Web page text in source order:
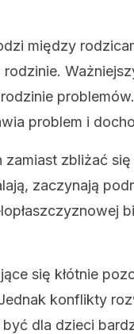
między
problem i
zbliżać
zaczynają
się kłótnie
konflikty
dla dzieci